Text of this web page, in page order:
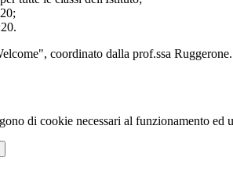
coordinato dalla prof.ssa
di cookie necessari al funzionamento ed